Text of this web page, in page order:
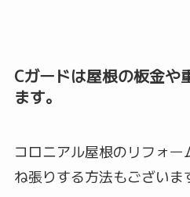
Cガードは屋根の板金や
ます。
コロニアル屋根のリフォ
ね張りする方法もございま